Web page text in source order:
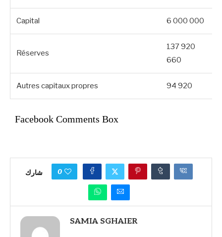
Capital 6 000 000
Réserves
137 920
660
Autres capitaux propres 94 920
Facebook Comments Box
شارك 0
SAMIA SGHAIER